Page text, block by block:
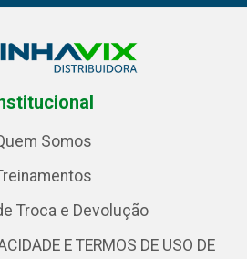
Somos
Troca e Devolução
E TERMOS DE USO DE